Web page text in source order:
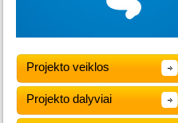
Projekto veiklos
Projekto dalyviai